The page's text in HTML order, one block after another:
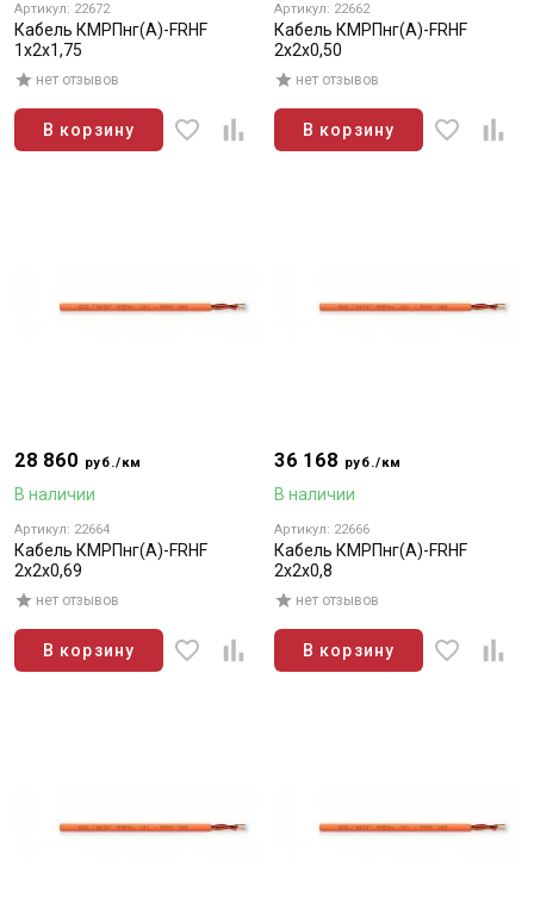
Артикул: 22672
Кабель КМРПнг(А)-FRHF
1х2х1,75
нет отзывов
В корзину
Артикул: 22662
Кабель КМРПнг(А)-FRHF
2х2х0,50
нет отзывов
В корзину
28 860 руб./км
В наличии
Артикул: 22664
Кабель КМРПнг(А)-FRHF
2х2х0,69
нет отзывов
В корзину
36 168 руб./км
В наличии
Артикул: 22666
Кабель КМРПнг(А)-FRHF
2х2х0,8
нет отзывов
В корзину